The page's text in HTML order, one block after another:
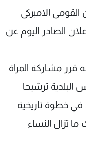
الاميركي
الصادر اليوم عن
قرر مشاركة المراة
ترشيحا
في خطوة تاريخية
تزال النساء